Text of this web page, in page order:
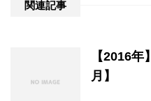
関連記事
【2016
月】